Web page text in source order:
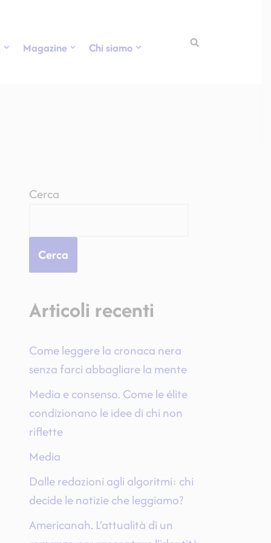
Magazine Chi siamo
Cerca
Cerca
Articoli recenti
Come leggere la cronaca nera
senza farci abbagliare la mente
Media e consenso. Come le élite
condizionano le idee di chi non
riflette
Media
Dalle redazioni agli algoritmi: chi
decide le notizie che leggiamo?
Americanah. L’attualità di un